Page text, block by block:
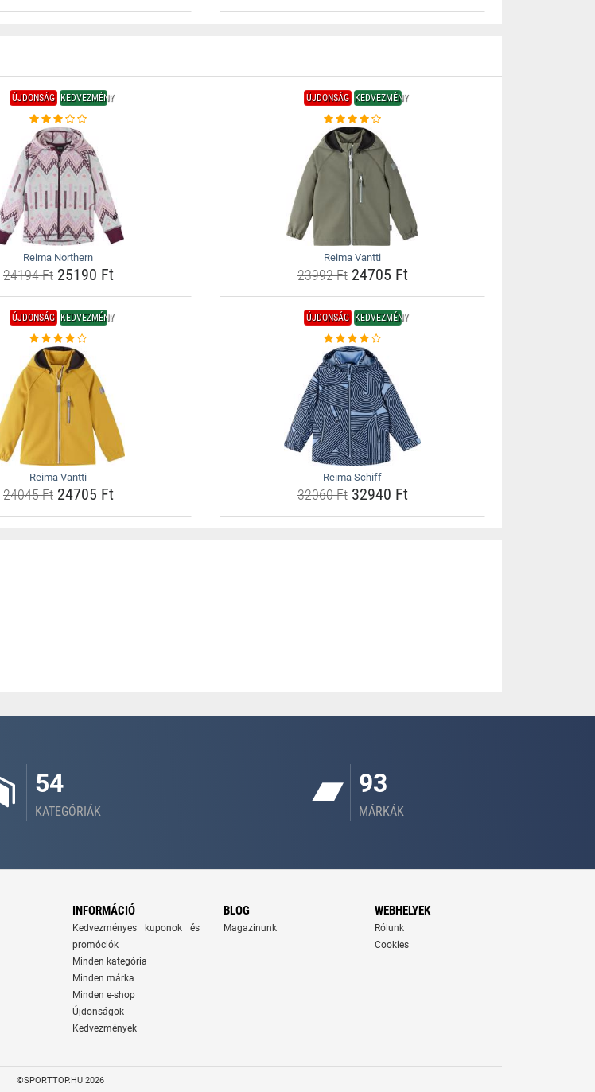
ÚJDONSÁG KEDVEZMÉNY
Reima Northern
24194 Ft25190 Ft
ÚJDONSÁG KEDVEZMÉNY
Reima Vantti
23992 Ft24705 Ft
ÚJDONSÁG KEDVEZMÉNY
Reima Vantti
24045 Ft24705 Ft
ÚJDONSÁG KEDVEZMÉNY
Reima Schiff
32060 Ft32940 Ft
54
KATEGÓRIÁK
93
MÁRKÁK
INFORMÁCIÓ
Kedvezményes kuponok és
promóciók
Minden kategória
Minden márka
Minden e-shop
Újdonságok
Kedvezmények
BLOG
Magazinunk
WEBHELYEK
Rólunk
Cookies
©SPORTTOP.HU 2026